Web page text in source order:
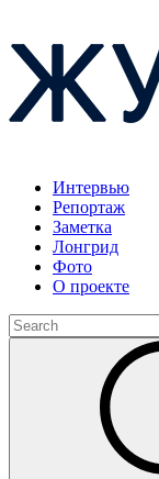
Интервью
Репортаж
Заметка
Лонгрид
Фото
О проекте